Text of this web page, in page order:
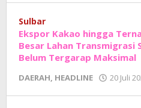
Sulbar
Ekspor Kakao hingga
Besar Lahan Transmigrasi
Belum Tergarap Maksimal
DAERAH, HEADLINE 20 Juli